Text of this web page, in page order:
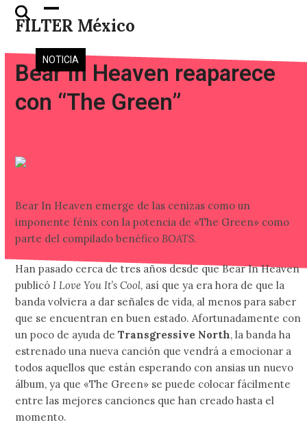
Skip
FILTER México
Open
mobile
menu
Close
mobile
menu
NOTICIA
Bear In Heaven reaparece
con “The Green”
Bear In Heaven emerge de las cenizas como un
imponente fénix con la potencia de «The Green» como
parte del compilado benéficoBOATS.
Han pasado cerca de tres años desde que Bear In Heaven
publicóI Love You It’s Cool, así que ya era hora de que la
banda volviera a dar señales de vida, al menos para saber
que se encuentran en buen estado. Afortunadamente con
un poco de ayuda deTransgressive North, la banda ha
estrenado una nueva canción que vendrá a emocionar a
todos aquellos que están esperando con ansias un nuevo
álbum, ya que «The Green» se puede colocar fácilmente
entre las mejores canciones que han creado hasta el
momento.